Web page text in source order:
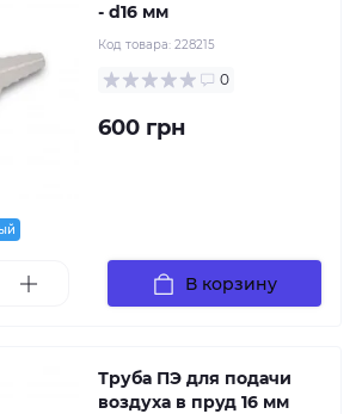
- d16 мм
Код товара: 228215
0
600 грн
В корзину
Труба ПЭ для подачи
воздуха в пруд 16 мм